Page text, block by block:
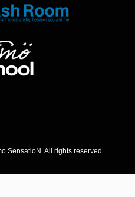
SensatioN. All rights reserved.